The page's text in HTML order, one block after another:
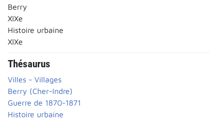
Berry
XIXe
Histoire urbaine
XIXe
Thésaurus
Villes - Villages
Berry (Cher-Indre)
Guerre de 1870-1871
Histoire urbaine